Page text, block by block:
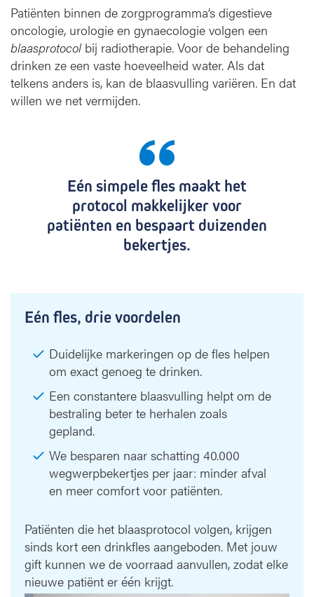
h
r
a
p
i
Patiënten binnen de zorgprogramma’s digestieve
oncologie, urologie en gynaecologie volgen een
blaasprotocol bij radiotherapie. Voor de behandeling
drinken ze een vaste hoeveelheid water. Als dat
telkens anders is, kan de blaasvulling variëren. En dat
willen we net vermijden.
Eén simpele fles maakt het
protocol makkelijker voor
patiënten en bespaart duizenden
bekertjes.
Eén fles, drie voordelen
Duidelijke markeringen op de fles helpen
om exact genoeg te drinken.
Een constantere blaasvulling helpt om de
bestraling beter te herhalen zoals
gepland.
We besparen naar schatting 40.000
wegwerpbekertjes per jaar: minder afval
en meer comfort voor patiënten.
Patiënten die het blaasprotocol volgen, krijgen
sinds kort een drinkfles aangeboden. Met jouw
gift kunnen we de voorraad aanvullen, zodat elke
nieuwe patiënt er één krijgt.